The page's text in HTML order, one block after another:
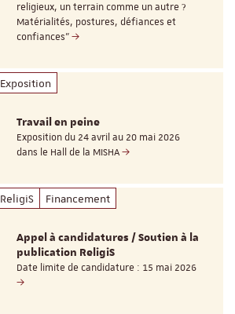
religieux, un terrain comme un autre ?
Matérialités, postures, défiances et
confiances"
Exposition
Travail en peine
Exposition du 24 avril au 20 mai 2026
dans le Hall de la MISHA
ReligiS Financement
Appel à candidatures / Soutien à la
publication ReligiS
Date limite de candidature : 15 mai 2026